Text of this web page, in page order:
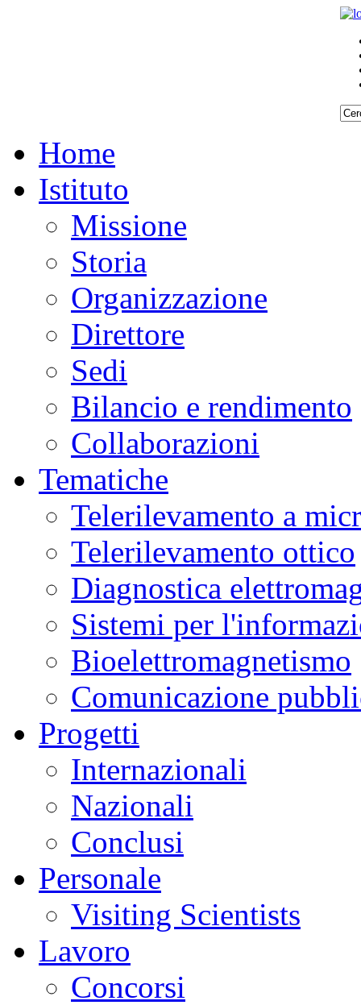
Home
Istituto
Missione
Storia
Organizzazione
Direttore
Sedi
Bilancio e rendimento
Collaborazioni
Tematiche
Telerilevamento a
Telerilevamento ottico
Diagnostica
Sistemi per
Bioelettromagnetismo
Comunicazione
Progetti
Internazionali
Nazionali
Conclusi
Personale
Visiting Scientists
Lavoro
Concorsi